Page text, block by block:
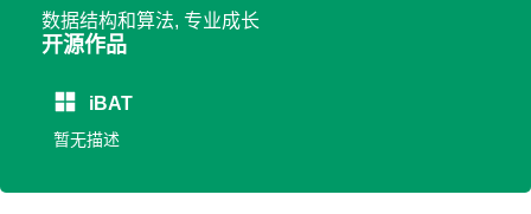
数据结构和算法, 专业成长
开源作品
iBAT
暂无描述